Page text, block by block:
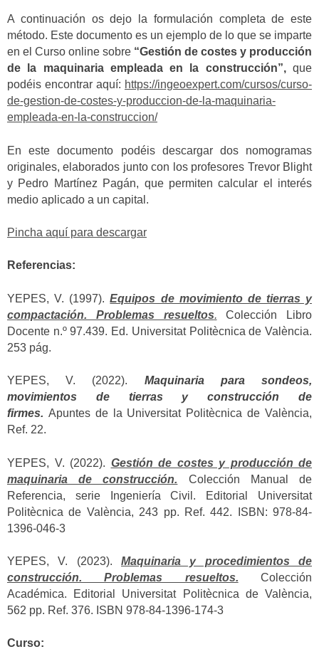
A continuación os dejo la formulación completa de este
método. Este documento es un ejemplo de lo que se imparte
en el Curso online sobre “Gestión de costes y producción
de la maquinaria empleada en la construcción”, que
podéis encontrar aquí: https://ingeoexpert.com/cursos/curso-
de-gestion-de-costes-y-produccion-de-la-maquinaria-
empleada-en-la-construccion/
En este documento podéis descargar dos nomogramas
originales, elaborados junto con los profesores Trevor Blight
y Pedro Martínez Pagán, que permiten calcular el interés
medio aplicado a un capital.
Pincha aquí para descargar
Referencias:
YEPES, V. (1997).Equipos de movimiento de tierras y
compactación. Problemas resueltos. Colección Libro
Docente n.º 97.439. Ed. Universitat Politècnica de València.
253 pág.
YEPES, V. (2022). Maquinaria para sondeos,
movimientos de tierras y construcción de
firmes. Apuntes de la Universitat Politècnica de València,
Ref. 22.
YEPES, V. (2022). Gestión de costes y producción de
maquinaria de construcción. Colección Manual de
Referencia, serie Ingeniería Civil. Editorial Universitat
Politècnica de València, 243 pp. Ref. 442. ISBN: 978-84-
1396-046-3
YEPES, V. (2023). Maquinaria y procedimientos de
construcción. Problemas resueltos. Colección
Académica. Editorial Universitat Politècnica de València,
562 pp. Ref. 376. ISBN 978-84-1396-174-3
Curso: